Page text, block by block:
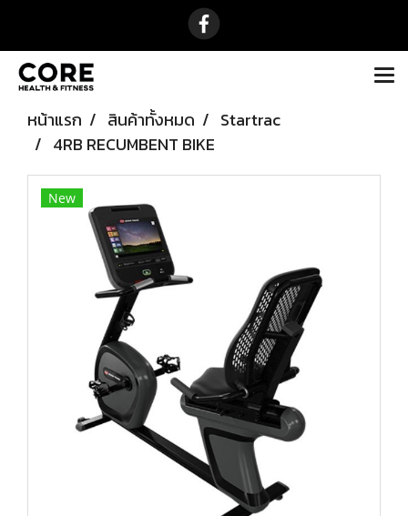
หน้าแรก สินค้าทั้งหมด
Startrac
4RB RECUMBENT BIKE
New